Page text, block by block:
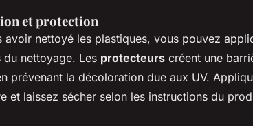
et protection
avoir nettoyé les plastiques, vous pouvez
du nettoyage. Les protecteurs créent une
prévenant la décoloration due aux UV.
et laissez sécher selon les instructions du